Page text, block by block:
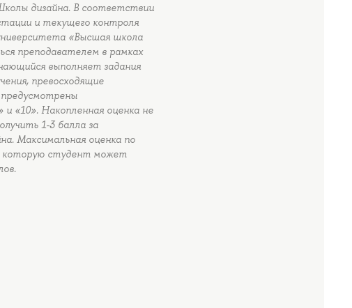
дизайна. В соответствии
и текущего контроля
«Высшая школа
преподавателем в рамках
выполняет задания
превосходящие
«10». Накопленная оценка не
1-3 балла за
Максимальная оценка по
которую студент может